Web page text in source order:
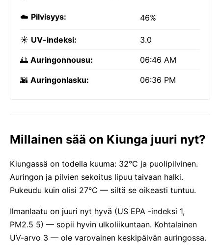
☁️ Pilvisyys: 46%
☀️ UV-indeksi: 3.0
🌅 Auringonnousu: 06:46 AM
🌇 Auringonlasku: 06:36 PM
Millainen sää on Kiunga juuri nyt?
Kiungassä on todella kuuma: 32°C ja puolipilvinen.
Auringon ja pilvien sekoitus lipuu taivaan halki.
Pukeudu kuin olisi 27°C — siltä se oikeasti tuntuu.
Ilmanlaatu on juuri nyt hyvä (US EPA -indeksi 1,
PM2.5 5) — sopii hyvin ulkoliikuntaan. Kohtalainen
UV-arvo 3 — ole varovainen keskipäivän auringossa.